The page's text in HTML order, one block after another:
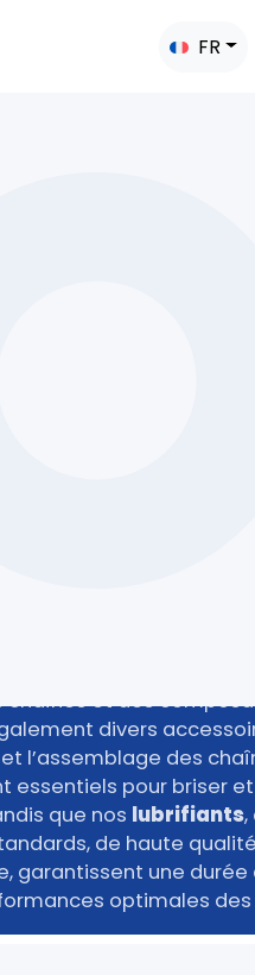
FR
chaînes et des
divers
l’assemblage des
essentiels pour briser
que nos lubrifiants,
de haute
garantissent une durée
optimales des